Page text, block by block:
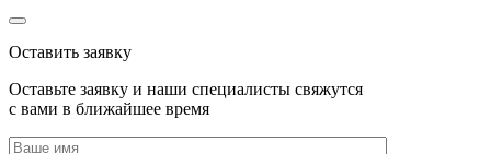
Оставить заявку
Оставьте заявку и наши специалисты свяжутся
с вами в ближайшее время